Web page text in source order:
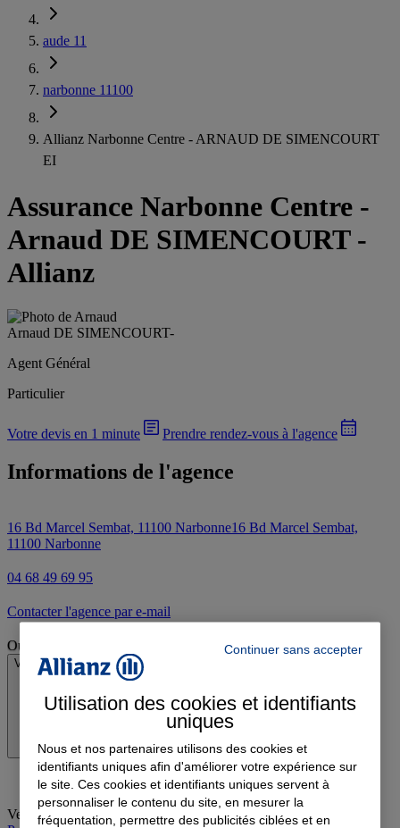
aude 11
narbonne 11100
Allianz Narbonne Centre - ARNAUD DE SIMENCOURT
EI
Assurance Narbonne Centre -
Arnaud DE SIMENCOURT -
Allianz
Arnaud DE SIMENCOURT-
Agent Général
Particulier
Votre devis en 1 minute Prendre rendez-vous à l'agence
Informations de l'agence
16 Bd Marcel Sembat, 11100 Narbonne16 Bd Marcel Sembat,
11100 Narbonne
04 68 49 69 95
Contacter l'agence par e-mail
Ouvert
Voir les horaires
Vendredi
09:00-12:00, 14:00-18:00
Continuer sans accepter
Utilisation des cookies et identifiants
uniques
Nous et nos partenaires utilisons des cookies et
identifiants uniques afin d'améliorer votre expérience sur
le site. Ces cookies et identifiants uniques servent à
personnaliser le contenu du site, en mesurer la
fréquentation, permettre des publicités ciblées et en